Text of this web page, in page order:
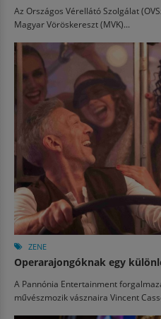
Az Országos Vérellátó Szolgálat
Magyar Vöröskereszt (MVK)...
ZENE
Operarajongóknak egy
A Pannónia Entertainment
művészmozik vásznaira Vincent